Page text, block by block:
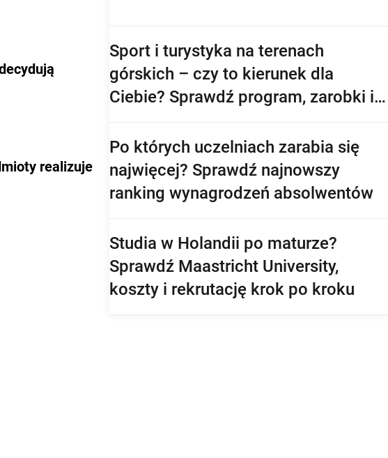
realizuje
Sport i turystyka na terenach
górskich – czy to kierunek dla
Ciebie? Sprawdź program, zarobki i
Po których uczelniach zarabia się
najwięcej? Sprawdź najnowszy
ranking wynagrodzeń absolwentów
Studia w Holandii po maturze?
Sprawdź Maastricht University,
koszty i rekrutację krok po kroku